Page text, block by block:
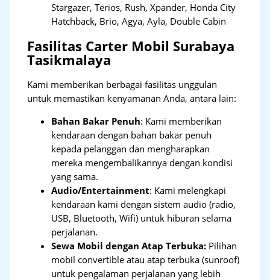
Stargazer, Terios, Rush, Xpander, Honda City
Hatchback, Brio, Agya, Ayla, Double Cabin
Fasilitas Carter Mobil Surabaya
Tasikmalaya
Kami memberikan berbagai fasilitas unggulan
untuk memastikan kenyamanan Anda, antara lain:
Bahan Bakar Penuh: Kami memberikan
kendaraan dengan bahan bakar penuh
kepada pelanggan dan mengharapkan
mereka mengembalikannya dengan kondisi
yang sama.
Audio/Entertainment: Kami melengkapi
kendaraan kami dengan sistem audio (radio,
USB, Bluetooth, Wifi) untuk hiburan selama
perjalanan.
Sewa Mobil dengan Atap Terbuka: Pilihan
mobil convertible atau atap terbuka (sunroof)
untuk pengalaman perjalanan yang lebih